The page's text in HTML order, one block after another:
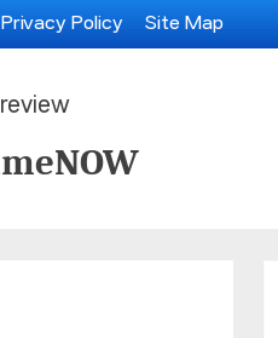
Privacy Policy Site Map